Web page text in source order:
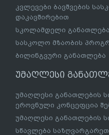
კვლევები ბავშვების
დაკავშირებით
სკოლამდელი განათლება
სასკოლო მზაობის
ბილინგვური განათლება
უმაღლესი
უმაღლესი განათლების
ეროვნული კონცეფცია
უმაღლესი განათლების
სწავლება საზღვარგარეთ